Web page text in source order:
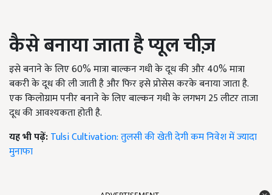
कैसे बनाया जाता है प्यूल चीज़
इसे बनाने के लिए60%मात्रा बाल्कन गधी के दूध की और40%मात्रा
बकरी के दूध की ली जाती है और फिर इसे प्रोसेस करके बनाया जाता है.
एक किलोग्राम पनीर बनाने के लिए बाल्कन गधी के लगभग25लीटर ताजा
दूध की आवश्यकता होती है.
यह भी पढ़ें:Tulsi Cultivation: तुलसी की खेती देगी कम निवेश में ज्यादा
मुनाफा